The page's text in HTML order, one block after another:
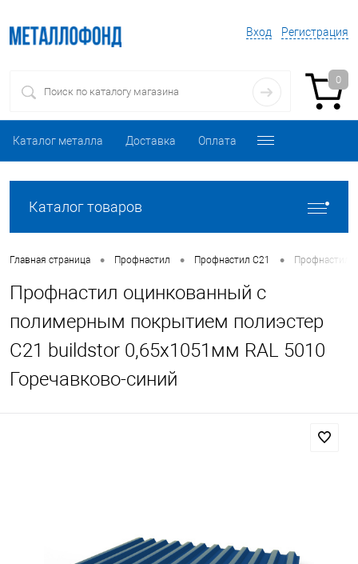
Вход Регистрация
0
Каталог металла Доставка Оплата
Каталог товаров
Главная страница • Профнастил • Профнастил C21 • Профнастил
Профнастил оцинкованный с
полимерным покрытием полиэстер
С21 buildstor 0,65х1051мм RAL 5010
Горечавково-синий